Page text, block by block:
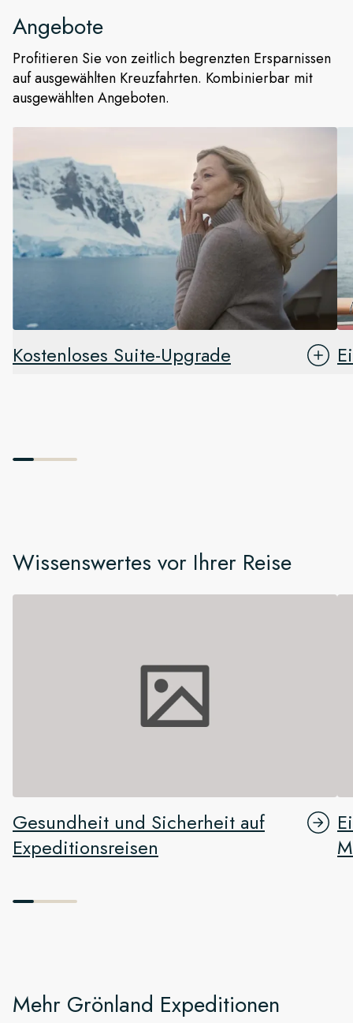
Angebote
Profitieren Sie von zeitlich begrenzten Ersparnissen
auf ausgewählten Kreuzfahrten. Kombinierbar mit
ausgewählten Angeboten.
Kostenloses Suite-Upgrade
Wissenswertes vor Ihrer Reise
Gesundheit und Sicherheit auf
Expeditionsreisen
Mehr Grönland Expeditionen